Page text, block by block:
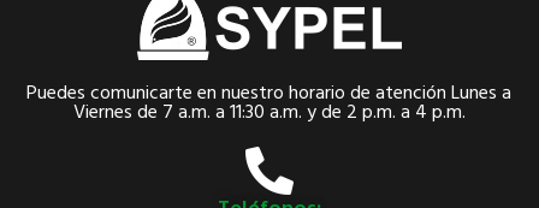
Puedes comunicarte en nuestro horario de atención Lunes a
Viernes de 7 a.m. a 11:30 a.m. y de 2 p.m. a 4 p.m.